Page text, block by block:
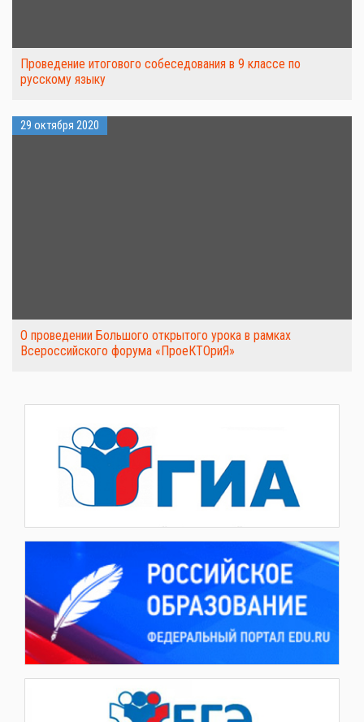
Проведение итогового собеседования в 9 классе по
русскому языку
29 октября 2020
О проведении Большого открытого урока в рамках
Всероссийского форума «ПроеКТОриЯ»